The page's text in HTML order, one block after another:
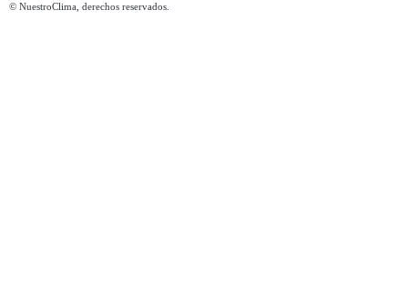
© NuestroClima, derechos reservados.